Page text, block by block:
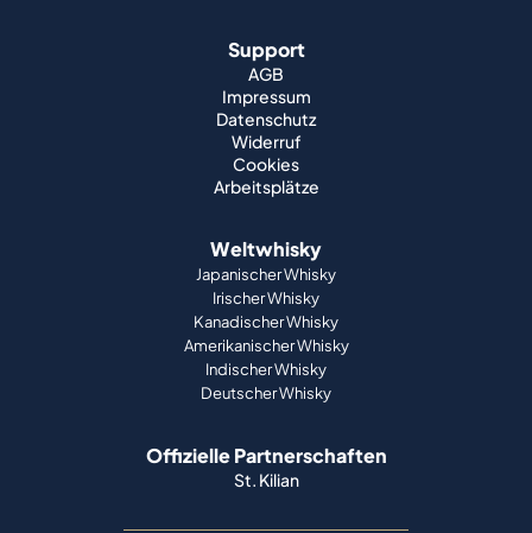
Support
AGB
Impressum
Datenschutz
Widerruf
Cookies
Arbeitsplätze
Weltwhisky
Japanischer Whisky
Irischer Whisky
Kanadischer Whisky
Amerikanischer Whisky
Indischer Whisky
Deutscher Whisky
Offizielle Partnerschaften
St. Kilian